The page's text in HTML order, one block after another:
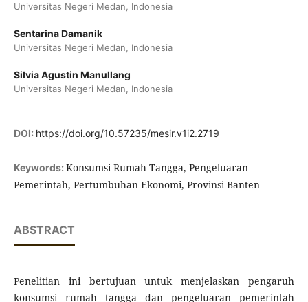
Universitas Negeri Medan, Indonesia
Sentarina Damanik
Universitas Negeri Medan, Indonesia
Silvia Agustin Manullang
Universitas Negeri Medan, Indonesia
DOI: https://doi.org/10.57235/mesir.v1i2.2719
Keywords: Konsumsi Rumah Tangga, Pengeluaran
Pemerintah, Pertumbuhan Ekonomi, Provinsi Banten
ABSTRACT
Penelitian ini bertujuan untuk menjelaskan pengaruh
konsumsi rumah tangga dan pengeluaran pemerintah